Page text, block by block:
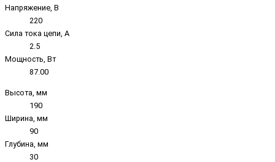
Напряжение, В
220
Сила тока цепи, А
2.5
Мощность, Вт
87.00
Высота, мм
190
Ширина, мм
90
Глубина, мм
30